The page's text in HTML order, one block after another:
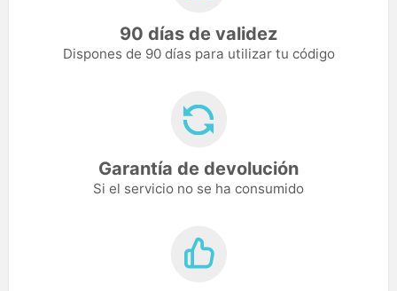
90 días de validez
Dispones de 90 días para utilizar tu código
Garantía de devolución
Si el servicio no se ha consumido